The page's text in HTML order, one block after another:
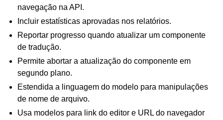
navegação na API.
Incluir estatísticas aprovadas nos relatórios.
Reportar progresso quando atualizar um componente
de tradução.
Permite abortar a atualização do componente em
segundo plano.
Estendida a linguagem do modelo para manipulações
de nome de arquivo.
Usa modelos para link do editor e URL do navegador